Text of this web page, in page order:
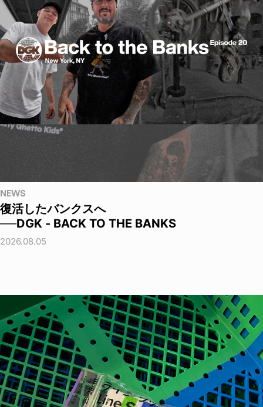
NEWS
復活したバンクスへ
──DGK - BACK TO THE BANKS
2026.08.05